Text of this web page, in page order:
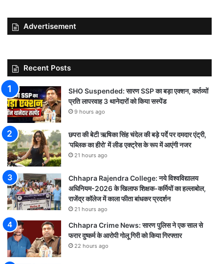
Advertisement
Recent Posts
SHO Suspended: सारण SSP का बड़ा एक्शन, कर्तव्यों
प्रति लापरवाह 3 थानेदारों को किया सस्पेंड
9 hours ago
छपरा की बेटी ऋषिका सिंह चंदेल की बड़े पर्दे पर दमदार एंट्री,
‘पब्लिक का हीरो’ में लीड एक्ट्रेस के रूप में आएंगी नजर
21 hours ago
Chhapra Rajendra College: नये विश्वविद्यालय
अधिनियम-2026 के खिलाफ शिक्षक-कर्मियों का हल्लाबोल,
राजेंद्र कॉलेज में काला फीता बांधकर प्रदर्शन
21 hours ago
Chhapra Crime News: सारण पुलिस ने एक साल से
फरार दुष्कर्म के आरोपी गोलू गिरी को किया गिरफ्तार
22 hours ago